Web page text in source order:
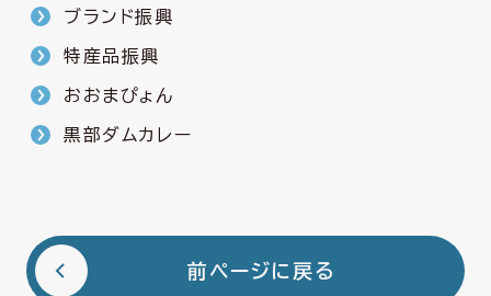
ブランド振興
特産品振興
おおまぴょん
黒部ダムカレー
前ページに戻る